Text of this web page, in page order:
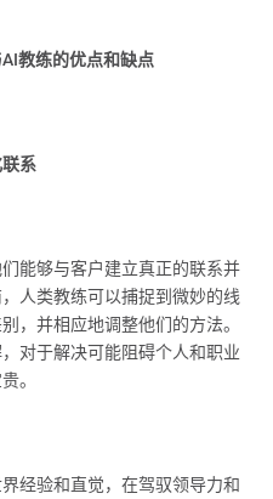
教练的优点和缺点
系
能够与客户建立真正的联系并
人类教练可以捕捉到微妙的线
，并相应地调整他们的方法。
对于解决可能阻碍个人和职业
。
经验和直觉，在驾驭领导力和